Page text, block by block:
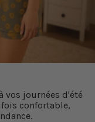
vos journées d'été
confortable,